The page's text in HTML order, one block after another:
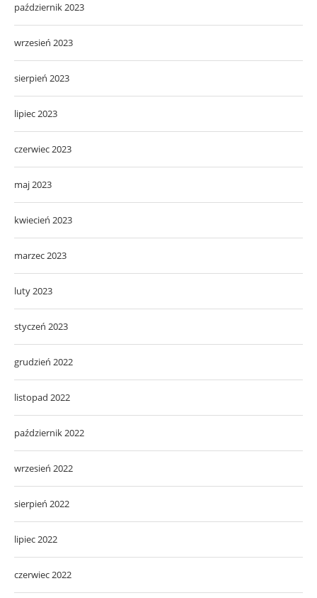
październik 2023
wrzesień 2023
sierpień 2023
lipiec 2023
czerwiec 2023
maj 2023
kwiecień 2023
marzec 2023
luty 2023
styczeń 2023
grudzień 2022
listopad 2022
październik 2022
wrzesień 2022
sierpień 2022
lipiec 2022
czerwiec 2022